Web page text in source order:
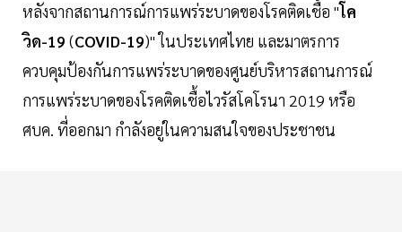
หลังจากสถานการณ์การแพร่ระบาดของโรคติดเชื้อ "โค
วิด-19 (COVID-19)" ในประเทศไทย และมาตรการ
ควบคุมป้องกันการแพร่ระบาดของศูนย์บริหารสถานการณ์
การแพร่ระบาดของโรคติดเชื้อไวรัสโคโรนา 2019 หรือ
ศบค. ที่ออกมา กำลังอยู่ในความสนใจของประชาชน